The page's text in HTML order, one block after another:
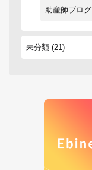
助産師ブログ
未分類 (21)